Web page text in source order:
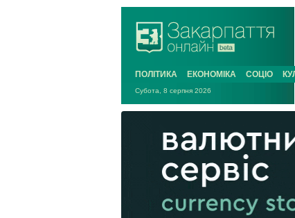
ПОЛІТИКА ЕКОНОМІКА СОЦІО
Субота, 8 серпня 2026